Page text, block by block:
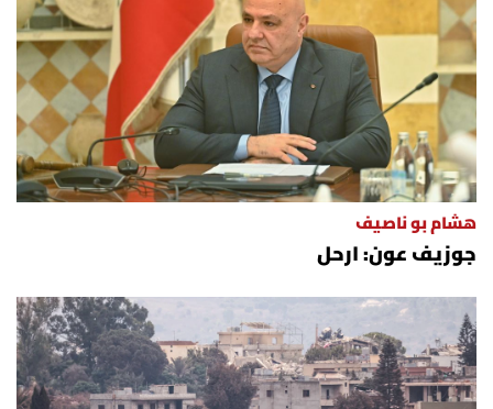
هشام بو ناصيف
جوزيف عون: ارحل